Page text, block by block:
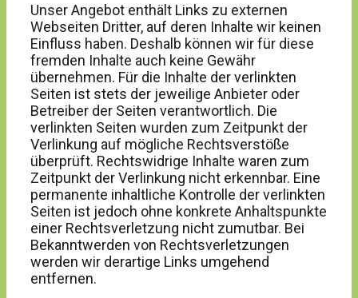
Unser Angebot enthält Links zu externen
Webseiten Dritter, auf deren Inhalte wir keinen
Einfluss haben. Deshalb können wir für diese
fremden Inhalte auch keine Gewähr
übernehmen. Für die Inhalte der verlinkten
Seiten ist stets der jeweilige Anbieter oder
Betreiber der Seiten verantwortlich. Die
verlinkten Seiten wurden zum Zeitpunkt der
Verlinkung auf mögliche Rechtsverstöße
überprüft. Rechtswidrige Inhalte waren zum
Zeitpunkt der Verlinkung nicht erkennbar. Eine
permanente inhaltliche Kontrolle der verlinkten
Seiten ist jedoch ohne konkrete Anhaltspunkte
einer Rechtsverletzung nicht zumutbar. Bei
Bekanntwerden von Rechtsverletzungen
werden wir derartige Links umgehend
entfernen.